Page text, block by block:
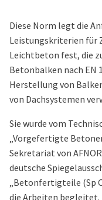
Diese Norm legt die
Leistungskriterien für
Leichtbeton fest, die
Betonbalken nach EN
Herstellung von
von Dachsystemen
Sie wurde vom
„Vorgefertigte
Sekretariat von
deutsche
„Betonfertigteile (Sp
die Arbeiten begleitet.